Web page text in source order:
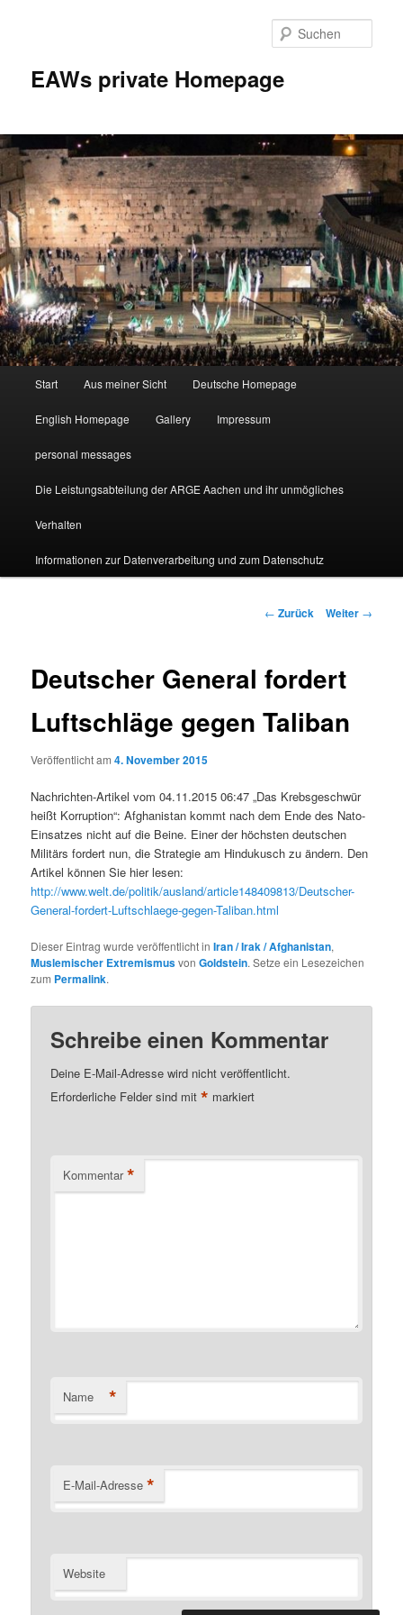
EAWs private Homepage
Start Aus meiner Sicht Deutsche Homepage
English Homepage Gallery Impressum
personal messages
Die Leistungsabteilung der ARGE Aachen und ihr unmögliches
Verhalten
Informationen zur Datenverarbeitung und zum Datenschutz
Beitragsnavigation
← Zurück Weiter →
Deutscher General fordert
Luftschläge gegen Taliban
Veröffentlicht am4. November 2015
Nachrichten-Artikel vom 04.11.2015 06:47 „Das Krebsgeschwür
heißt Korruption“: Afghanistan kommt nach dem Ende des Nato-
Einsatzes nicht auf die Beine. Einer der höchsten deutschen
Militärs fordert nun, die Strategie am Hindukusch zu ändern. Den
Artikel können Sie hier lesen:
http://www.welt.de/politik/ausland/article148409813/Deutscher-
General-fordert-Luftschlaege-gegen-Taliban.html
Dieser Eintrag wurde veröffentlicht inIran / Irak / Afghanistan,
Muslemischer ExtremismusvonGoldstein. Setze ein Lesezeichen
zum Permalink.
Schreibe einen Kommentar
Deine E-Mail-Adresse wird nicht veröffentlicht.
Erforderliche Felder sind mit* markiert
Kommentar *
Name *
E-Mail-Adresse *
Website